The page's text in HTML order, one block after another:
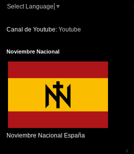
Select Language ▼
Canal de Youtube: Youtube
Noviembre Nacional
Noviembre Nacional España